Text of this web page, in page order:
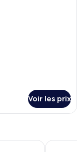
Voir les prix